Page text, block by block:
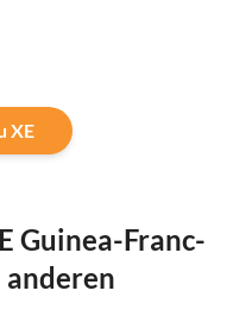
XE
Guinea-Franc-
anderen